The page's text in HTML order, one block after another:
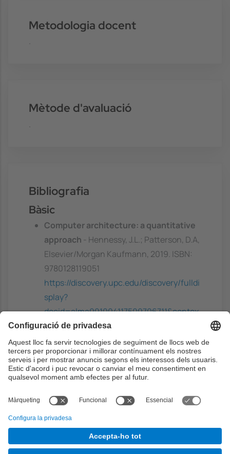
Metodologia docent
.
Mètode d'avaluació
.
Bibliografia
Bàsic
Computer architecture: a quantitative
approach
- Hennessy, J.L.; Patterson, D.A,
Elsevier/Morgan Kaufmann, 2019. ISBN:
9780128119051
https://discovery.upc.edu/discovery/fulldi
splay?
docid=alma991004117509706711&contex
t=L&vid=34CSUC_UPC:VU1&lang=ca
Parallel computer architecture: a
hardware/software approach- Culler,
D.E.; Singh, J.P.; Gupta, A, Morgan
Kaufmann Publishers, 1999. ISBN:
1558603433
splay?
docid=alma991001862689706711&contex